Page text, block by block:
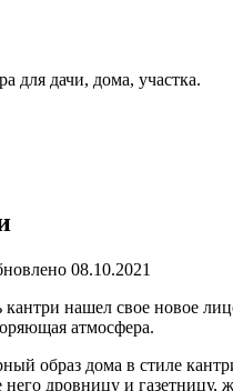
для дачи, дома, участка.
08.10.2021
нашел свое новое
атмосфера.
образ дома в стиле
него дровницу и